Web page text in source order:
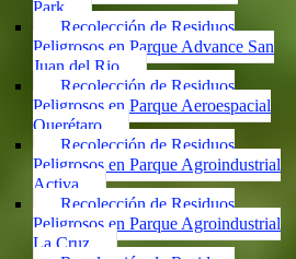
Park
Recolección de Residuos
Peligrosos en Parque Advance San
Juan del Rio
Recolección de Residuos
Peligrosos en Parque Aeroespacial
Querétaro
Recolección de Residuos
Peligrosos en Parque Agroindustrial
Activa
Recolección de Residuos
Peligrosos en Parque Agroindustrial
La Cruz